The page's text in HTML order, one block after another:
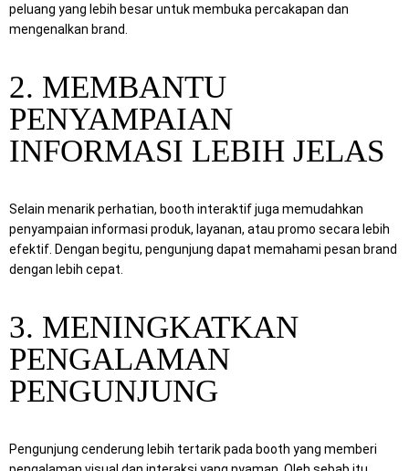
peluang yang lebih besar untuk membuka percakapan dan
mengenalkan brand.
2. MEMBANTU
PENYAMPAIAN
INFORMASI LEBIH JELAS
Selain menarik perhatian, booth interaktif juga memudahkan
penyampaian informasi produk, layanan, atau promo secara lebih
efektif. Dengan begitu, pengunjung dapat memahami pesan brand
dengan lebih cepat.
3. MENINGKATKAN
PENGALAMAN
PENGUNJUNG
Pengunjung cenderung lebih tertarik pada booth yang memberi